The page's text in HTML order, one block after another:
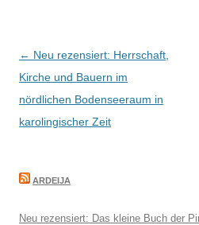
Beitragsnavigation
← Neu rezensiert: Herrschaft,
Kirche und Bauern im
nördlichen Bodenseeraum in
karolingischer Zeit
ARDEIJA
Neu rezensiert: Das kleine Buch der